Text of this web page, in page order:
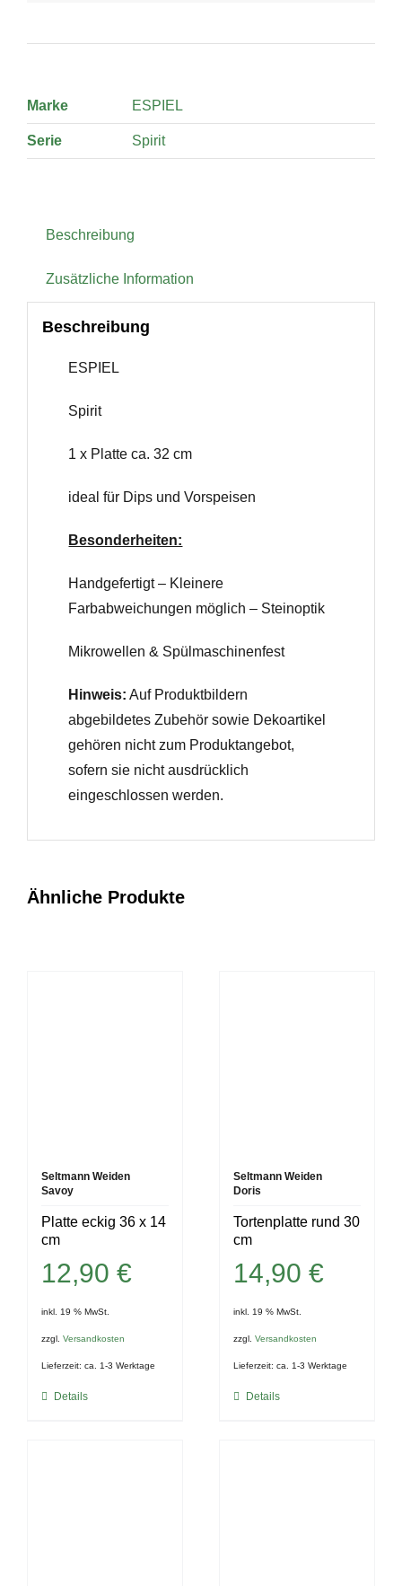
Marke ESPIEL
Serie Spirit
Beschreibung
Zusätzliche Information
Beschreibung
ESPIEL
Spirit
1 x Platte ca. 32 cm
ideal für Dips und Vorspeisen
Besonderheiten:
Handgefertigt – Kleinere
Farbabweichungen möglich – Steinoptik
Mikrowellen & Spülmaschinenfest
Hinweis: Auf Produktbildern
abgebildetes Zubehör sowie Dekoartikel
gehören nicht zum Produktangebot,
sofern sie nicht ausdrücklich
eingeschlossen werden.
Ähnliche Produkte
Seltmann Weiden
Savoy
Platte eckig 36 x 14
cm
12,90 €
inkl. 19 % MwSt.
zzgl. Versandkosten
Lieferzeit: ca. 1-3 Werktage
Details
Seltmann Weiden
Doris
Tortenplatte rund 30
cm
14,90€
inkl. 19 % MwSt.
zzgl.Versandkosten
Lieferzeit:ca. 1-3 Werktage
Details